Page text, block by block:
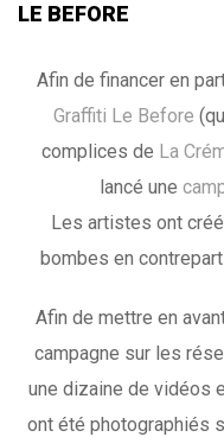
LE BEFORE
Afin de financer en
Graffiti Le Before
complices de La
lancé une
Les artistes ont
bombes en
Afin de mettre en
campagne sur les
une dizaine de vidéos
ont été photographiés